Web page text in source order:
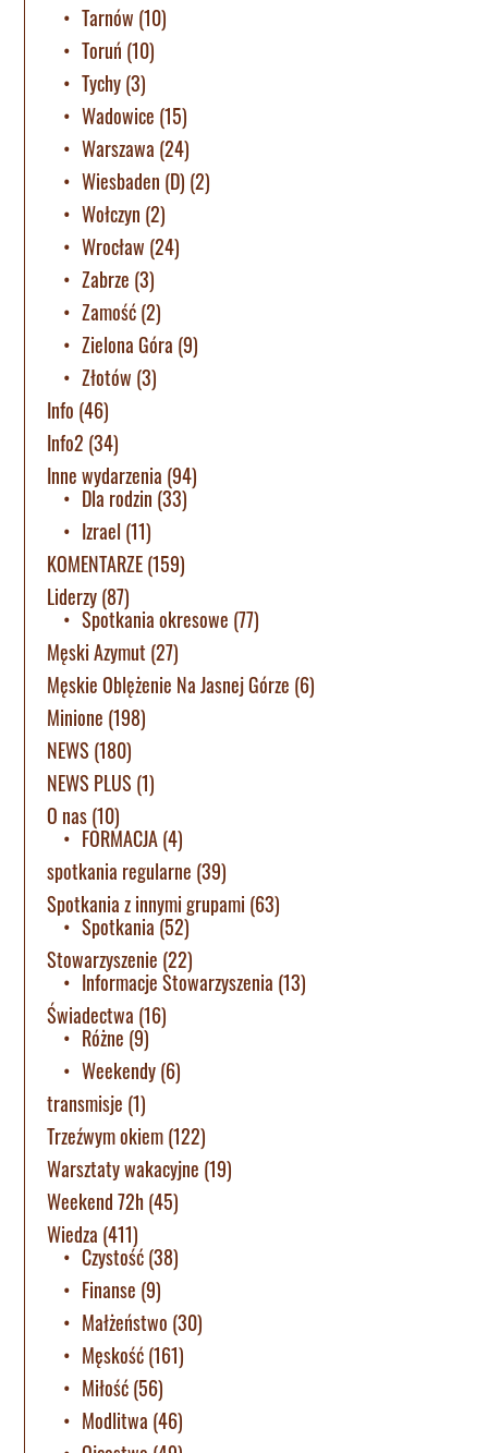
Tarnów (10)
Toruń (10)
Tychy(3)
Wadowice (15)
Warszawa (24)
Wiesbaden (D) (2)
Wołczyn (2)
Wrocław (24)
Zabrze (3)
Zamość(2)
Zielona Góra (9)
Złotów (3)
Info (46)
Info2 (34)
Inne wydarzenia (94)
Dla rodzin (33)
Izrael (11)
KOMENTARZE(159)
Liderzy(87)
Spotkania okresowe (77)
Męski Azymut (27)
Męskie Oblężenie Na Jasnej Górze (6)
Minione (198)
NEWS (180)
NEWS PLUS (1)
O nas(10)
FORMACJA(4)
spotkania regularne (39)
Spotkania z innymi grupami (63)
Spotkania (52)
Stowarzyszenie (22)
Informacje Stowarzyszenia (13)
Świadectwa (16)
Różne (9)
Weekendy(6)
transmisje (1)
Trzeźwym okiem(122)
Warsztaty wakacyjne (19)
Weekend 72h(45)
Wiedza (411)
Czystość(38)
Finanse (9)
Małżeństwo (30)
Męskość(161)
Miłość(56)
Modlitwa (46)